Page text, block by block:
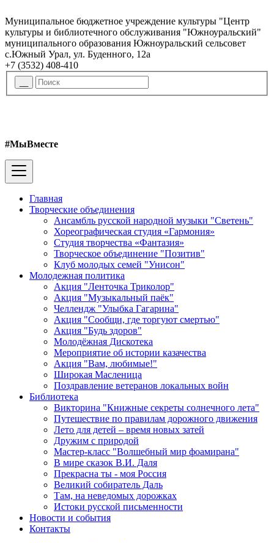
Муниципальное бюджетное учреждение культуры "Центр
культуры и библиотечного обслуживания "Южноуральский"
муниципального образования Южноуральский сельсовет
с.Южный Урал, ул. Буденного, 12а
+7 (3532) 408-410
#МыВместе
Главная
Творческие объединения
Ансамбль русской народной музыки "Светень"
Хореографическая студия «Гармония»
Студия творчества «Фантазия»
Творческое объединение "Позитив"
Клуб молодых семей "Унисон"
Молодежная политика
Акция "Ленточка Триколор"
Акция "Музыкальный паёк"
Челлендж "Улыбка Гагарина"
Акция "Сообщи, где торгуют смертью"
Акция "Будь здоров"
Молодёжная Дискотека
Мероприятие об истории казачества
Акция "Вам, любимые!"
Широкая Масленица
Поздравление ветеранов локальных войн
Библиотека
Викторина "Книжные секреты солнечного лета"
Путешествие по правилам дорожного движения
Лето для детей – время новых затей
Дружим с природой
Мастер-класс "Волшебный мир фоамирана"
В мире сказок В.И. Даля
Прекрасна ты - моя Россия
Великий собиратель Даль
Там, на неведомых дорожках
Истоки русской письменности
Новости и события
Контакты